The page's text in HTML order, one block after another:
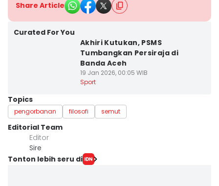
Share Article
Curated For You
Akhiri Kutukan, PSMS
Tumbangkan Persiraja di
Banda Aceh
19 Jan 2026, 00:05 WIB
Sport
Topics
pengorbanan filosofi semut
Editorial Team
Editor
Sire
Tonton lebih seru di